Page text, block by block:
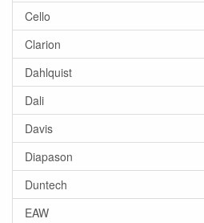
Cello
Clarion
Dahlquist
Dali
Davis
Diapason
Duntech
EAW